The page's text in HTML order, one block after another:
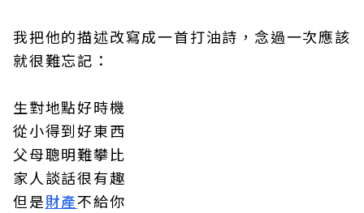
我把他的描述改寫成一首打油詩，念過一次應該
就很難忘記：
生對地點好時機
從小得到好東西
父母聰明難攀比
家人談話很有趣
但是財產不給你